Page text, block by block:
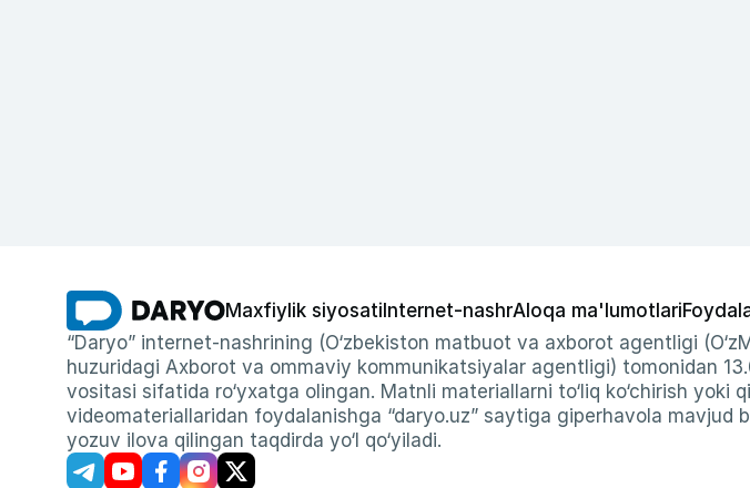
Maxfiylik siyosati Internet-nashrAloqa ma'lumotlari
“Daryo” internet-nashrining (O‘zbekiston matbuot va axborot agentligi
huzuridagi Axborot va ommaviy kommunikatsiyalar agentligi) tomonidan
vositasi sifatida ro‘yxatga olingan. Matnli materiallarni to‘liq ko‘chirish
videomateriallaridan foydalanishga “daryo.uz” saytiga giperhavola mavjud
yozuv ilova qilingan taqdirda yo‘l qo‘yiladi.